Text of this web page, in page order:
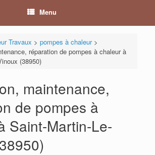
Menu
Travaux > pompes à chaleur>
réparation de pompes à chaleur à
(38950)
maintenance,
de pompes à
Saint-Martin-Le-